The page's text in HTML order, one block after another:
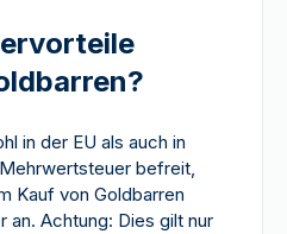
in der EU als auch in
befreit,
Kauf von Goldbarren
an. Achtung: Dies gilt nur